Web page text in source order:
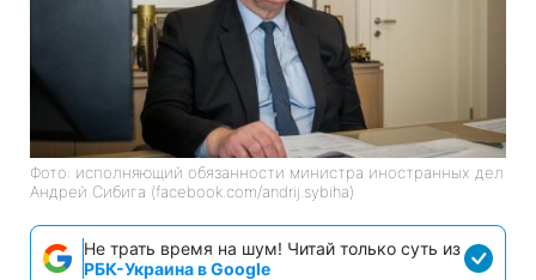
Фото: исполняющий обязанности министра иностранных дел
Андрей Сибига (facebook.com/andrij.sybiha)
Не трать время на шум! Читай только суть из
РБК-Украина в Google